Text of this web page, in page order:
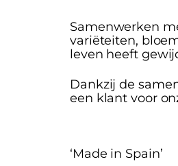
Samenwerken
variëteiten,
leven heeft
Dankzij de
een klant voor
‘Made in Spain’